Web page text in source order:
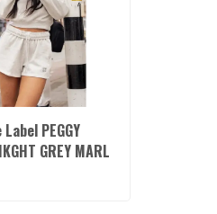
PEGGY
GREY MARL